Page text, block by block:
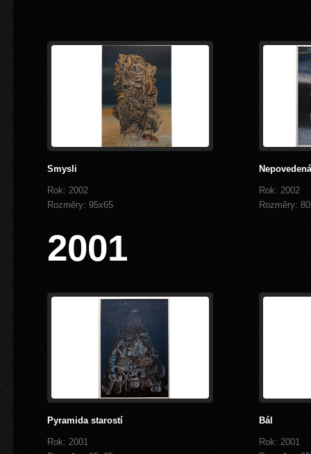
Smysli
Rok: 2002
Rozměry: 95x65
Rok: 2002
Rozměry:
2001
Pyramida starostí
Rok: 2001
Bál
Rok: 2001